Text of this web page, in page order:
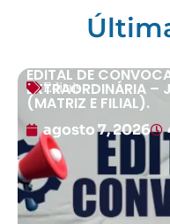
Editais
EDITAL DE
EXTRAORDINÁRIA –
(MATRIZ E FILIAL).
agosto 7, 2026